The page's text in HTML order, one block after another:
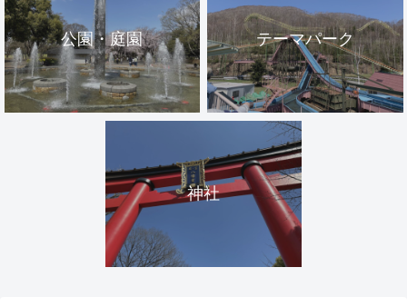
公園・庭園 テーマパーク
神社